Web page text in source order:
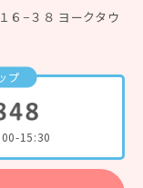
６−３８ ヨークタウ
プ
15:30